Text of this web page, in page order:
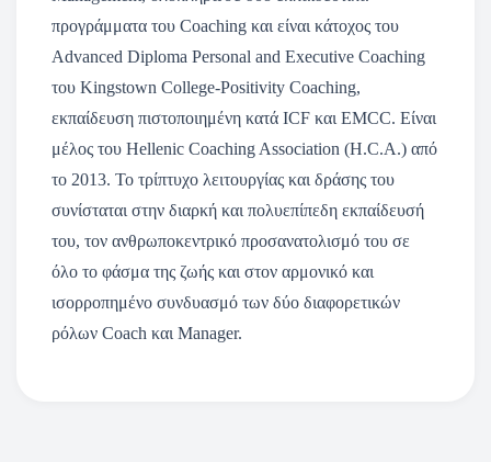
προγράμματα του Coaching και είναι κάτοχος του
Advanced Diploma Personal and Executive Coaching
του Kingstown College-Positivity Coaching,
εκπαίδευση πιστοποιημένη κατά ICF και EMCC. Είναι
μέλος του Hellenic Coaching Association (H.C.A.) από
το 2013. Το τρίπτυχο λειτουργίας και δράσης του
συνίσταται στην διαρκή και πολυεπίπεδη εκπαίδευσή
του, τον ανθρωποκεντρικό προσανατολισμό του σε
όλο το φάσμα της ζωής και στον αρμονικό και
ισορροπημένο συνδυασμό των δύο διαφορετικών
ρόλων Coach και Manager.